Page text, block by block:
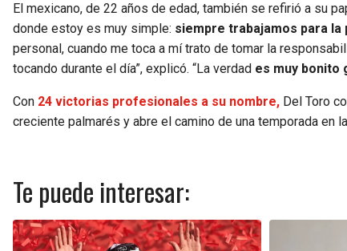
El mexicano, de 22 años de edad, también se refirió a su
donde estoy es muy simple: siempre trabajamos para la
personal, cuando me toca a mí trato de tomar la
tocando durante el día”, explicó. “La verdad es muy bonito
Con 24 victorias profesionales a su nombre, Del Toro
creciente palmarés y abre el camino de una temporada
Te puede interesar: